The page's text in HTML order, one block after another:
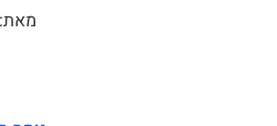
מאת: